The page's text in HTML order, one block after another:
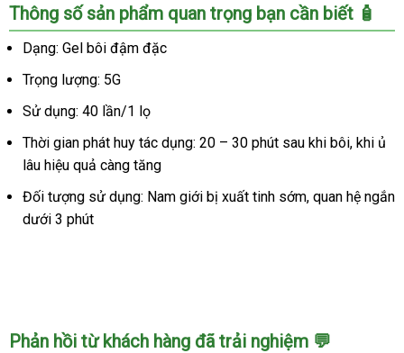
Thông số sản phẩm quan trọng bạn cần biết 🧴
Dạng: Gel bôi đậm đặc
Trọng lượng: 5G
Sử dụng: 40 lần/1 lọ
Thời gian phát huy tác dụng: 20 – 30 phút sau khi bôi, khi ủ
lâu hiệu quả càng tăng
Đối tượng sử dụng: Nam giới bị xuất tinh sớm, quan hệ ngắn
dưới 3 phút
Phản hồi từ khách hàng đã trải nghiệm 💬